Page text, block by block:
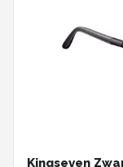
Kingseven